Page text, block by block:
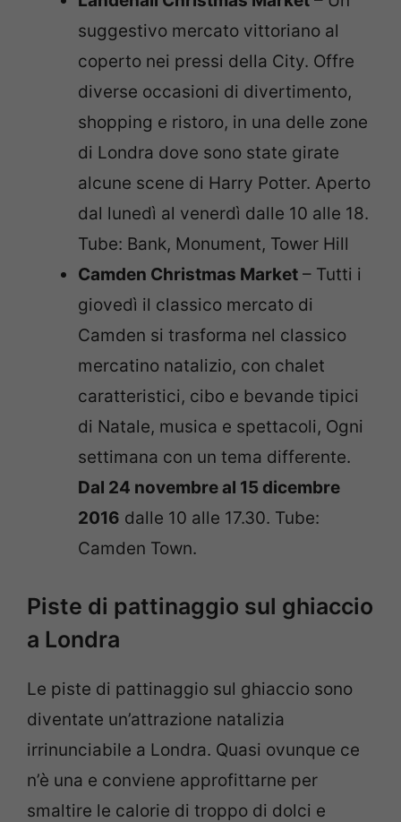
suggestivo mercato vittoriano al
coperto nei pressi della City. Offre
diverse occasioni di divertimento,
shopping e ristoro, in una delle zone
di Londra dove sono state girate
alcune scene di Harry Potter. Aperto
dal lunedì al venerdì dalle 10 alle 18.
Tube: Bank, Monument, Tower Hill
Camden Christmas Market – Tutti i
giovedì il classico mercato di
Camden si trasforma nel classico
mercatino natalizio, con chalet
caratteristici, cibo e bevande tipici
di Natale, musica e spettacoli, Ogni
settimana con un tema differente.
Dal 24 novembre al 15 dicembre
2016 dalle 10 alle 17.30. Tube:
Camden Town.
Piste di pattinaggio sul ghiaccio
a Londra
Le piste di pattinaggio sul ghiaccio sono
diventate un’attrazione natalizia
irrinunciabile a Londra. Quasi ovunque ce
n’è una e conviene approfittarne per
smaltire le calorie di troppo di dolci e